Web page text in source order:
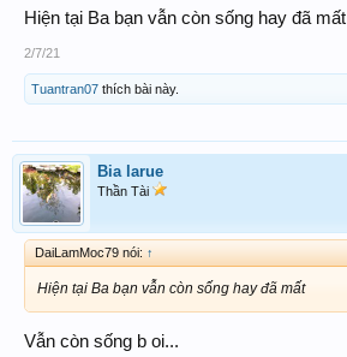
Hiện tại Ba bạn vẫn còn sống hay đã mất
2/7/21
Tuantran07 thích bài này.
Bia larue
Thần Tài
DaiLamMoc79 nói: ↑
Hiện tại Ba bạn vẫn còn sống hay đã mất
Vẫn còn sống b oi...